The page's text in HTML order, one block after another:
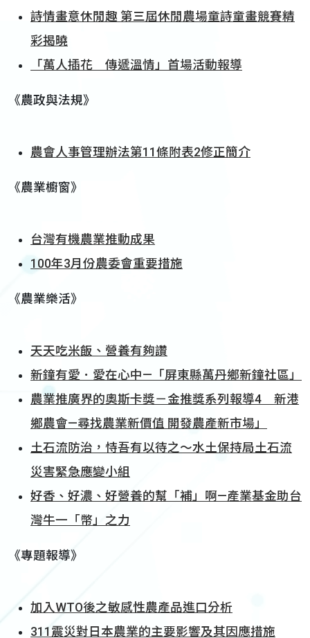
詩情畫意休閒趣 第三屆休閒農場童詩童畫競賽精
彩揭曉
「萬人插花 傳遞溫情」首場活動報導
《農政與法規》
農會人事管理辦法第11條附表2修正簡介
《農業櫥窗》
台灣有機農業推動成果
100年3月份農委會重要措施
《農業樂活》
天天吃米飯、營養有夠讚
新鐘有愛．愛在心中—「屏東縣萬丹鄉新鐘社區」
農業推廣界的奧斯卡獎－金推獎系列報導4 新港
鄉農會—尋找農業新價值 開發農產新市場」
土石流防治，恃吾有以待之～水土保持局土石流
災害緊急應變小組
好香、好濃、好營養的幫「補」啊—產業基金助台
灣牛一「幣」之力
《專題報導》
加入WTO後之敏感性農產品進口分析
311震災對日本農業的主要影響及其因應措施